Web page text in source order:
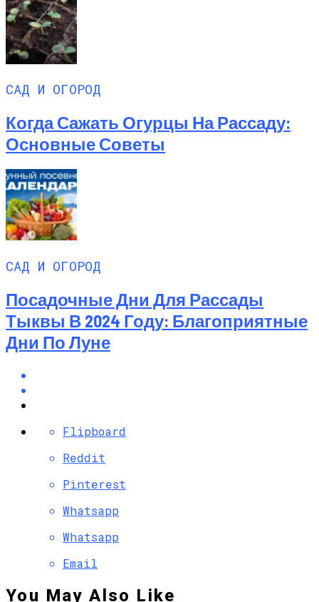
САД И ОГОРОД
Когда Сажать Огурцы На Рассаду:
Основные Советы
САД И ОГОРОД
Посадочные Дни Для Рассады
Тыквы В 2024 Году: Благоприятные
Дни По Луне
Flipboard
Reddit
Pinterest
Whatsapp
Whatsapp
Email
You May Also Like